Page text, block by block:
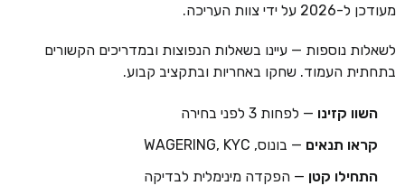
מעודכן ל-2026 על ידי צוות העריכה.
לשאלות נוספות — עיינו בשאלות הנפוצות ובמדריכים הקשורים
בתחתית העמוד. שחקו באחריות ובתקציב קבוע.
השוו קזינו — לפחות 3 לפני בחירה
קראו תנאים — בונוס, WAGERING, KYC
התחילו קטן — הפקדה מינימלית לבדיקה